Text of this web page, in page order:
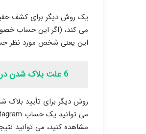
یک روش دیگر برای کشف
می کند، (اگر این حساب
این یعنی شخص مورد نظر
6 علت بلاک شدن در اینستاگرام و روش ساده حل مشکل
روش دیگر برای تأیید بلاک
مشاهده کنید، می توانید